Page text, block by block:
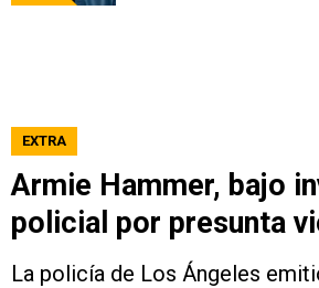
EXTRA
Armie Hammer, bajo
policial por presunta
La policía de Los Ángeles